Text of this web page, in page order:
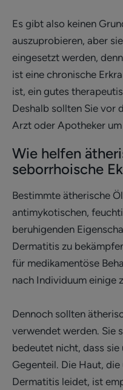
Es gibt also keinen
auszuprobieren, aber
eingesetzt werden,
ist eine chronische
ist, ein gutes
Deshalb sollten Sie vor
Arzt oder Apotheker
Wie helfen
seborrhoische
Bestimmte ätherische
antimykotischen,
beruhigenden
Dermatitis zu
für medikamentöse
nach Individuum einige
Dennoch sollten
verwendet werden. Sie
bedeutet nicht, dass
Gegenteil. Die Haut,
Dermatitis leidet, ist